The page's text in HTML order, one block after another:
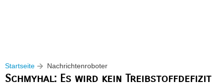
Startseite Nachrichtenroboter
Schmyhal: Es wird kein Treibstoffdefizit